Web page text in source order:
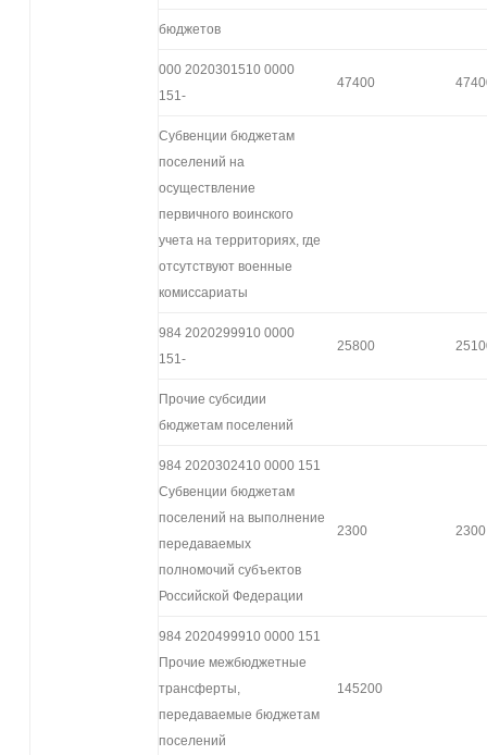
бюджетов
000 2020301510 0000
151-
47400
Субвенции бюджетам
поселений на
осуществление
первичного воинского
учета на территориях, где
отсутствуют военные
комиссариаты
984 2020299910 0000
151-
25800
Прочие субсидии
бюджетам поселений
984 2020302410 0000 151
Субвенции бюджетам
поселений на выполнение
передаваемых
полномочий субъектов
Российской Федерации
2300 2300
984 2020499910 0000 151
Прочие межбюджетные
трансферты,
передаваемые бюджетам
поселений
145200